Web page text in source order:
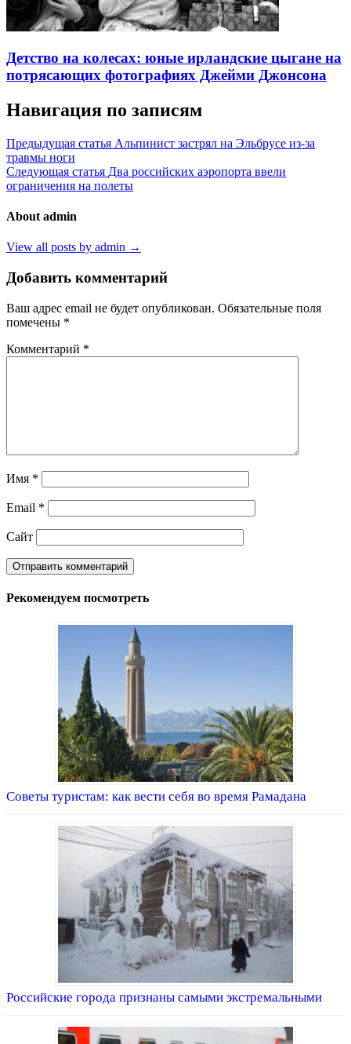
Детство на колесах: юные ирландские цыгане на
потрясающих фотографиях Джейми Джонсона
Навигация по записям
Предыдущая статья Альпинист застрял на Эльбрусе из-за
травмы ноги
Следующая статья Два российских аэропорта ввели
ограничения на полеты
About admin
View all posts by admin →
Добавить комментарий
Ваш адрес email не будет опубликован. Обязательные поля
помечены *
Комментарий *
Имя *
Email *
Сайт
Рекомендуем посмотреть
Советы туристам: как вести себя во время Рамадана
Российские города признаны самыми экстремальными